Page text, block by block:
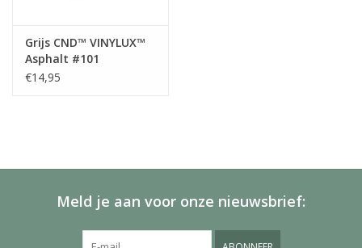
Grijs CND™ VINYLUX™
Asphalt #101
€14,95
Meld je aan voor onze nieuwsbrief: